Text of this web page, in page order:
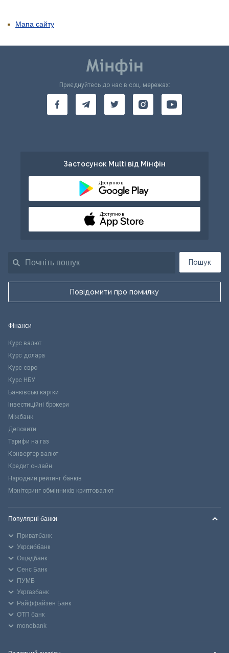
Мапа сайту
Пошук
Повідомити про помилку
Приєднуйтесь до нас в соц. мережах:
Застосунок Multi від Мінфін
Доступно в
Доступно в
Фінанси
Курс валют
Курс долара
Курс євро
Курс НБУ
Банківські картки
Інвестиційні брокери
Міжбанк
Депозити
Тарифи на газ
Конвертер валют
Кредит онлайн
Народний рейтинг банків
Моніторинг обмінників криптовалют
Популярні банки
Приватбанк
Укрсиббанк
Ощадбанк
Сенс Банк
ПУМБ
Укргазбанк
Райффайзен Банк
ОТП банк
monobank